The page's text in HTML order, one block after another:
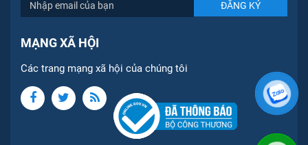
MẠNG XÃ HỘI
Các trang mạng xã hội của chúng tôi